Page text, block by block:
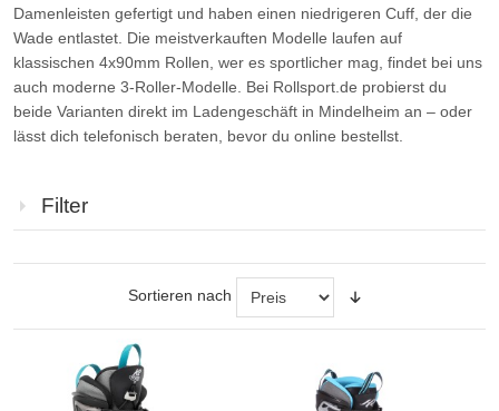
Damenleisten gefertigt und haben einen niedrigeren Cuff, der die
Wade entlastet. Die meistverkauften Modelle laufen auf
klassischen 4x90mm Rollen, wer es sportlicher mag, findet bei uns
auch moderne 3-Roller-Modelle. Bei Rollsport.de probierst du
beide Varianten direkt im Ladengeschäft in Mindelheim an – oder
lässt dich telefonisch beraten, bevor du online bestellst.
Filter
Sortieren nach